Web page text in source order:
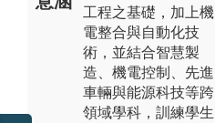
工程之基礎，加上機
電整合與自動化技
術，並結合智慧製
造、機電控制、先進
車輛與能源科技等跨
領域學科，訓練學生